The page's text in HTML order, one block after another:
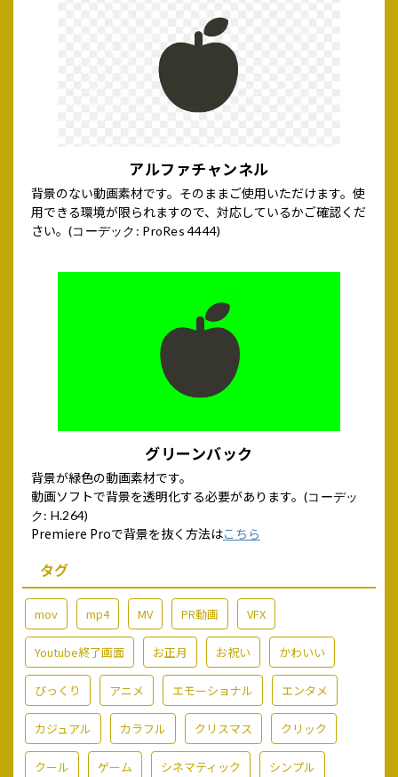
アルファチャンネル
背景のない動画素材です。そのままご使用いただけます。使
用できる環境が限られますので、対応しているかご確認くだ
さい。 (コーデック: ProRes 4444)
グリーンバック
背景が緑色の動画素材です。
動画ソフトで背景を透明化する必要があります。 (コーデッ
ク: H.264)
Premiere Proで背景を抜く方法はこちら
タグ
mov mp4 MV PR動画 VFX
Youtube終了画面 お正月 お祝い かわいい
びっくり アニメ エモーショナル エンタメ
カジュアル カラフル クリスマス クリック
クール ゲーム シネマティック シンプル